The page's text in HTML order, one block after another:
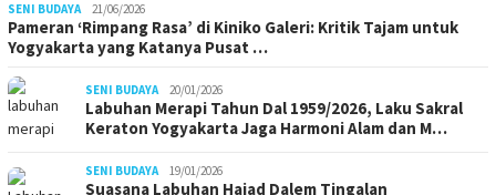
SENI BUDAYA 21/06/2026
Pameran ‘Rimpang Rasa’ di Kiniko Galeri: Kritik Tajam untuk
Yogyakarta yang Katanya Pusat …
SENI BUDAYA 20/01/2026
Labuhan Merapi Tahun Dal 1959/2026, Laku Sakral
Keraton Yogyakarta Jaga Harmoni Alam dan M…
SENI BUDAYA 19/01/2026
Suasana Labuhan Hajad Dalem Tingalan